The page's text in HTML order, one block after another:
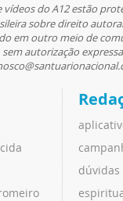
do A12 estão
sobre direito
em outro meio de
autorização
dúvidas